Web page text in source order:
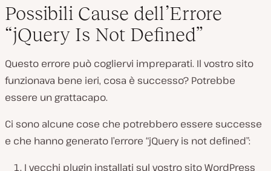
Possibili Cause dell’Errore
“jQuery Is Not Defined”
Questo errore può cogliervi impreparati. Il vostro sito
funzionava bene ieri, cosa è successo? Potrebbe
essere un grattacapo.
Ci sono alcune cose che potrebbero essere successe
e che hanno generato l’errore “jQuery is not defined”:
I vecchi plugin installati sul vostro sito WordPress